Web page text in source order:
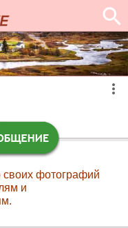
своих фотографий
и